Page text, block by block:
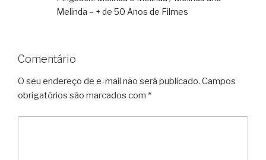
Melinda – + de 50 Anos de Filmes
Comentário
O seu endereço de e-mail não será publicado. Campos
obrigatórios são marcados com *